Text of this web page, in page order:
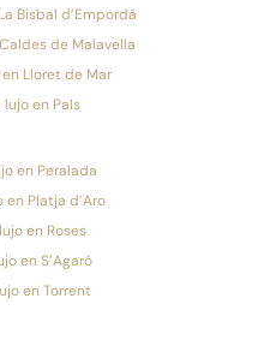
Bisbal d’Empordà
de Malavella
Lloret de Mar
en Pals
en Peralada
en Platja d’Aro
en Roses
en S’Agaró
en Torrent